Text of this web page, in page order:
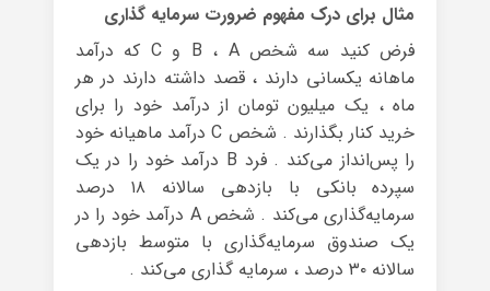
مثال برای درک مفهوم ضرورت سرمایه گذاری
فرض کنید سه شخص B ، A و C که درآمد
ماهانه یکسانی دارند ، قصد داشته‌ دارند در هر
ماه ، یک میلیون تومان از درآمد خود را برای
خرید کنار بگذارند . شخص C درآمد ماهیانه خود
را پس‌انداز می‌کند . فرد B درآمد خود را در یک
سپرده بانکی با بازدهی سالانه ۱۸ درصد
سرمایه‌گذاری می‌کند . شخص A درآمد خود را در
یک صندوق سرمایه‌گذاری با متوسط بازدهی
سالانه ۳۰ درصد ، سرمایه گذاری می‌کند .